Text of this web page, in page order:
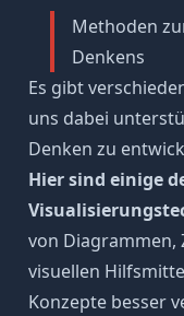
Methoden
Denkens
Es gibt
uns dabei
Denken zu
Hier sind einige
von Diagrammen,
visuellen
Konzepte besser